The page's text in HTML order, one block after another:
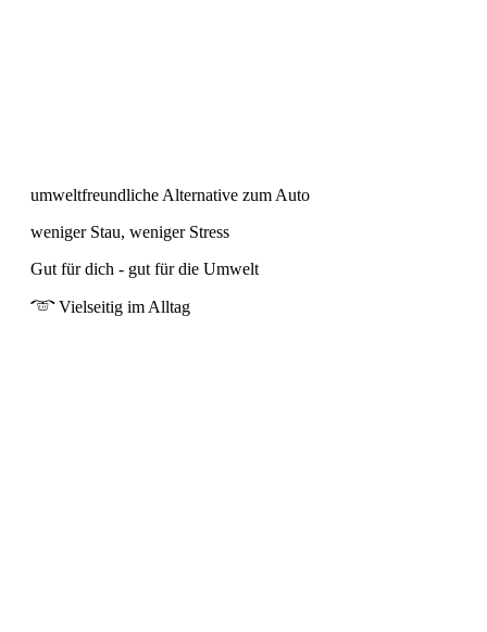
umweltfreundliche Alternative zum Auto
weniger Stau, weniger Stress
Gut für dich - gut für die Umwelt
Vielseitig im Alltag